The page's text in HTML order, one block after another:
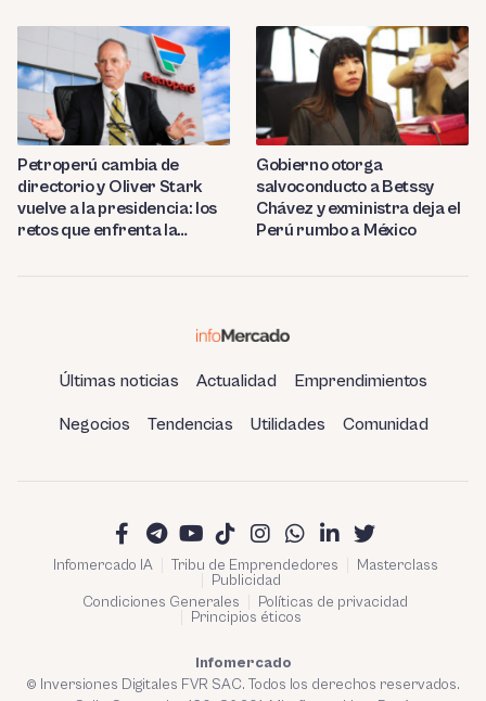
Petroperú cambia de
directorio y Oliver Stark
vuelve a la presidencia: los
retos que enfrenta la
Gobierno otorga
salvoconducto a Betssy
Chávez y exministra deja el
Perú rumbo a México
Últimas noticias Actualidad Emprendimientos
Negocios Tendencias Utilidades Comunidad
Infomercado IA Tribu de Emprendedores
Masterclass
Publicidad
Condiciones Generales
Políticas de privacidad
Principios éticos
Infomercado
© Inversiones Digitales FVR SAC. Todos los derechos reservados.